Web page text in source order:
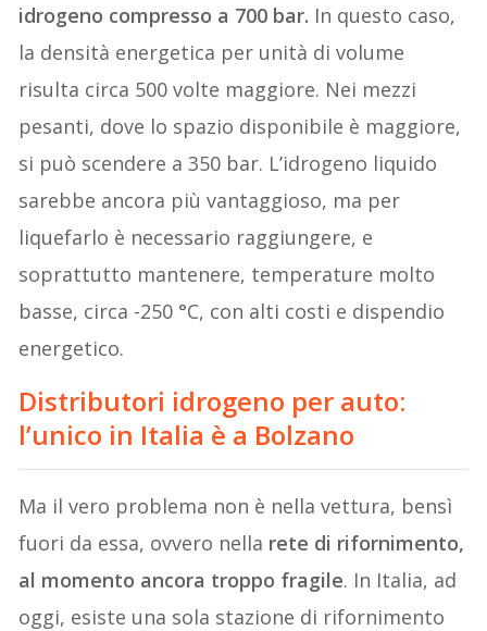
idrogeno compresso a 700 bar. In questo caso,
la densità energetica per unità di volume
risulta circa 500 volte maggiore. Nei mezzi
pesanti, dove lo spazio disponibile è maggiore,
si può scendere a 350 bar. L’idrogeno liquido
sarebbe ancora più vantaggioso, ma per
liquefarlo è necessario raggiungere, e
soprattutto mantenere, temperature molto
basse, circa -250 °C, con alti costi e dispendio
energetico.
Distributori idrogeno per auto:
l’unico in Italia è a Bolzano
Ma il vero problema non è nella vettura, bensì
fuori da essa, ovvero nella rete di rifornimento,
al momento ancora troppo fragile. In Italia, ad
oggi, esiste una sola stazione di rifornimento